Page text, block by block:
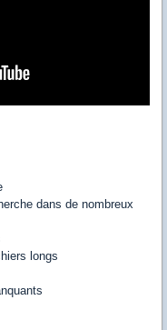
dans de nombreux
longs